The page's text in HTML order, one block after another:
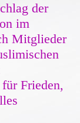
der
im
Mitglieder
Frieden,